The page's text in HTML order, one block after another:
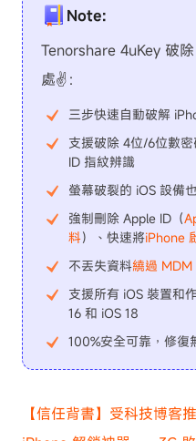
Note:
Tenorshare 4uKey 破
處✌：
三步快速自動破解
支援破除 4位/6位數
ID 指紋辨識
螢幕破裂的 iOS 設備
強制刪除 Apple ID（
料）、快速將iPhone
不丟失資料繞過 MDM
支援所有 iOS 裝置和
16 和 iOS 18
100%安全可靠，修復
【信任背書】受科技博客